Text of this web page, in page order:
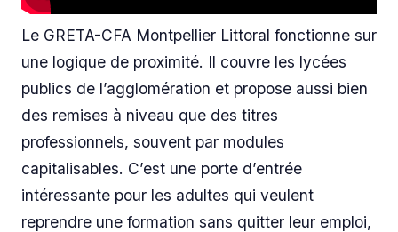
Le GRETA-CFA Montpellier Littoral fonctionne sur
une logique de proximité. Il couvre les lycées
publics de l’agglomération et propose aussi bien
des remises à niveau que des titres
professionnels, souvent par modules
capitalisables. C’est une porte d’entrée
intéressante pour les adultes qui veulent
reprendre une formation sans quitter leur emploi,